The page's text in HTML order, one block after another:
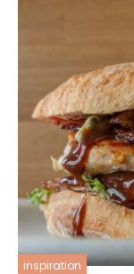
inspiration